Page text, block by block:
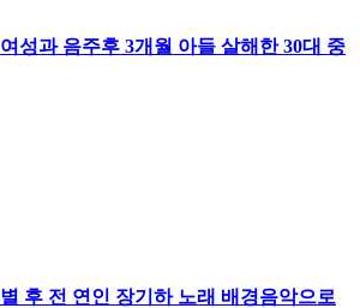
성과 음주후 3개월 아들 살해한 30대 중
후 전 연인 장기하 노래 배경음악으로